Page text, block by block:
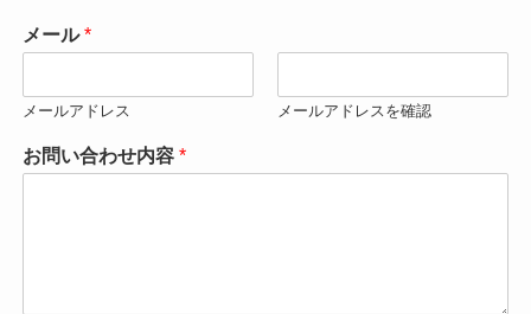
メール*
メールアドレス メールアドレスを確認
お問い合わせ内容 *